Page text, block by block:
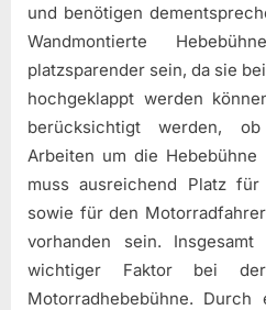
und benötigen
Wandmontierte
platzsparender sein, da sie
hochgeklappt werden
berücksichtigt werden,
Arbeiten um die
muss ausreichend Platz
sowie für den
vorhanden sein.
wichtiger Faktor bei
Motorradhebebühne. Durch